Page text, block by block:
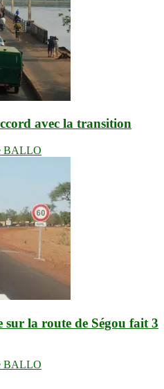
avec la transition
BALLO
la route de Ségou fait 3
BALLO